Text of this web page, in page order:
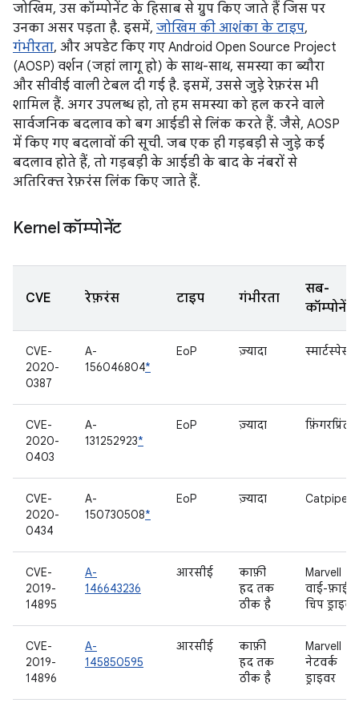
जोखिम, उस कॉम्पोनेंट के हिसाब से ग्रुप किए जाते हैं जिस पर
उनका असर पड़ता है. इसमें, जोखिम की आशंका के टाइप,
गंभीरता, और अपडेट किए गए Android Open Source Project
(AOSP) वर्शन (जहां लागू हो) के साथ-साथ, समस्या का ब्यौरा
और सीवीई वाली टेबल दी गई है. इसमें, उससे जुड़े रेफ़रंस भी
शामिल हैं. अगर उपलब्ध हो, तो हम समस्या को हल करने वाले
सार्वजनिक बदलाव को बग आईडी से लिंक करते हैं. जैसे, AOSP
में किए गए बदलावों की सूची. जब एक ही गड़बड़ी से जुड़े कई
बदलाव होते हैं, तो गड़बड़ी के आईडी के बाद के नंबरों से
अतिरिक्त रेफ़रंस लिंक किए जाते हैं.
Kernel कॉम्पोनेंट
CVE रेफ़रंस टाइप गंभीरता
सब-
कॉम्पोनेंट
CVE-
2020-
0387
A-
156046804*
EoP ज़्यादा स्मार्टस्पेस
CVE-
2020-
0403
A-
131252923*
EoP ज़्यादा फ़िंगरप्रिंट
CVE-
2020-
0434
A-
150730508*
EoP ज़्यादा Catpipe
CVE-
2019-
14895
A-
146643236
आरसीई
काफ़ी
हद तक
ठीक है
Marvell
वाई-फ़ाई
चिप ड्राइवर
CVE-
2019-
14896
A-
145850595
आरसीई
काफ़ी
हद तक
ठीक है
Marvell
नेटवर्क
ड्राइवर